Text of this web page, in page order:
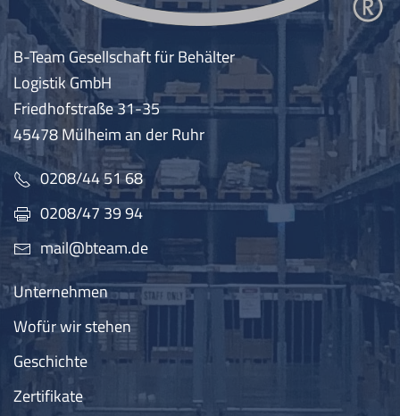
B-Team Gesellschaft für Behälter
Logistik GmbH
Friedhofstraße 31-35
45478 Mülheim an der Ruhr
0208/44 51 68
0208/47 39 94
mail@bteam.de
Unternehmen
Wofür wir stehen
Geschichte
Zertifikate